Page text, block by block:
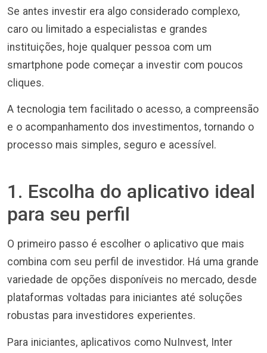
Se antes investir era algo considerado complexo,
caro ou limitado a especialistas e grandes
instituições, hoje qualquer pessoa com um
smartphone pode começar a investir com poucos
cliques.
A tecnologia tem facilitado o acesso, a compreensão
e o acompanhamento dos investimentos, tornando o
processo mais simples, seguro e acessível.
1. Escolha do aplicativo ideal
para seu perfil
O primeiro passo é escolher o aplicativo que mais
combina com seu perfil de investidor. Há uma grande
variedade de opções disponíveis no mercado, desde
plataformas voltadas para iniciantes até soluções
robustas para investidores experientes.
Para iniciantes, aplicativos como NuInvest, Inter